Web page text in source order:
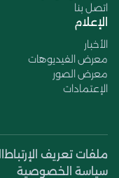
اتصل بنا
الإعلام
الأخبار
معرض الفيديوهات
معرض الصور
الإعتمادات
ملفات تعريف الإرتباط
سياسة الخصوصية